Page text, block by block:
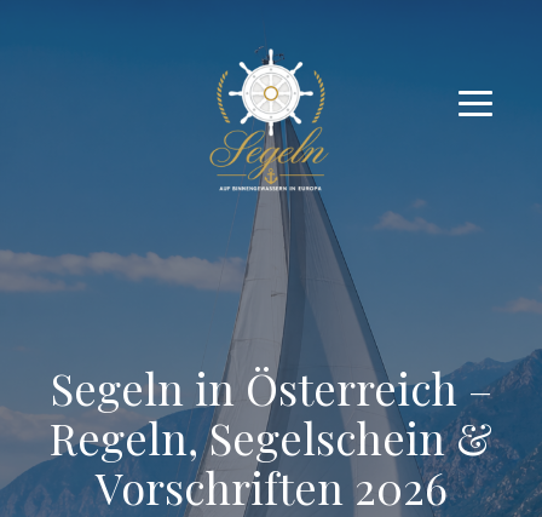
Segeln in Österreich –
Regeln, Segelschein &
Vorschriften 2026